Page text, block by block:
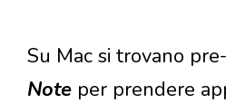
Su Mac si trovano
Note per prendere